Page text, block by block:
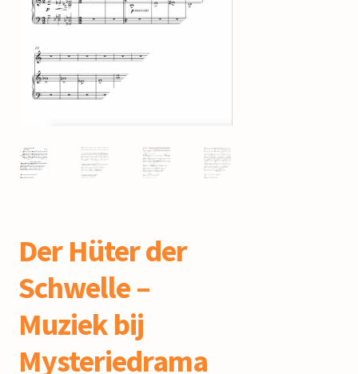
mijn account
Der Hüter der
Schwelle –
Muziek bij
Mysteriedrama